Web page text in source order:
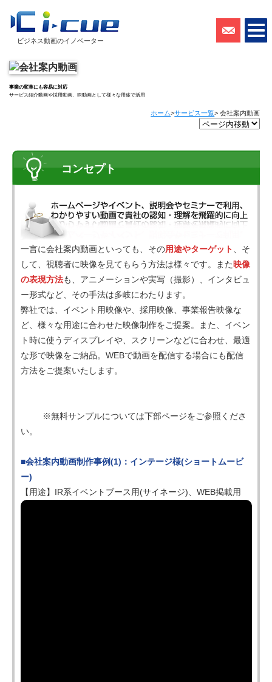
ビジネス動画のイノベーター
事業の変革にも容易に対応
サービス紹介動画や採用動画、IR動画として様々な用途で活用
ホーム>サービス一覧> 会社案内動画
コンセプト
一言に会社案内動画といっても、その用途やターゲット
、そ
して、視聴者に映像を見てもらう方法は様々です。また映像
の表現方法も、アニメーションや実写（撮影）、インタビュ
ー形式など、その手法は多岐にわたります。
弊社では、イベント用映像や、採用映像、事業報告映像な
ど、様々な用途に合わせた映像制作をご提案。また、イベン
ト時に使うディスプレイや、スクリーンなどに合わせ、最適
な形で映像をご納品。WEBで動画を配信する場合にも配信
方法をご提案いたします。
※無料サンプルについては下部ページをご参照くださ
い。
■会社案内動画制作事例(1)：インテージ様(ショートムービ
ー)
【用途】IR系イベントブース用(サイネージ)、WEB掲載用